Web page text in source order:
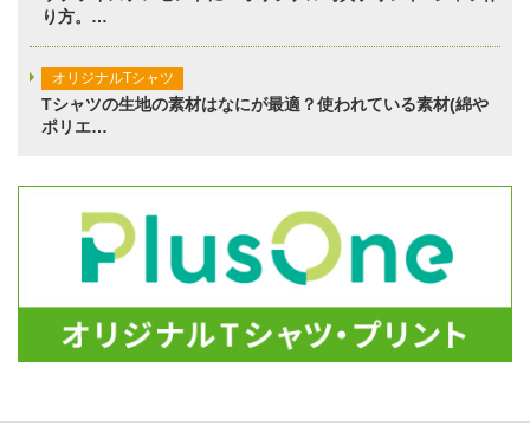
り方。…
オリジナルTシャツ
Tシャツの生地の素材はなにが最適？使われている素材(綿や
ポリエ…